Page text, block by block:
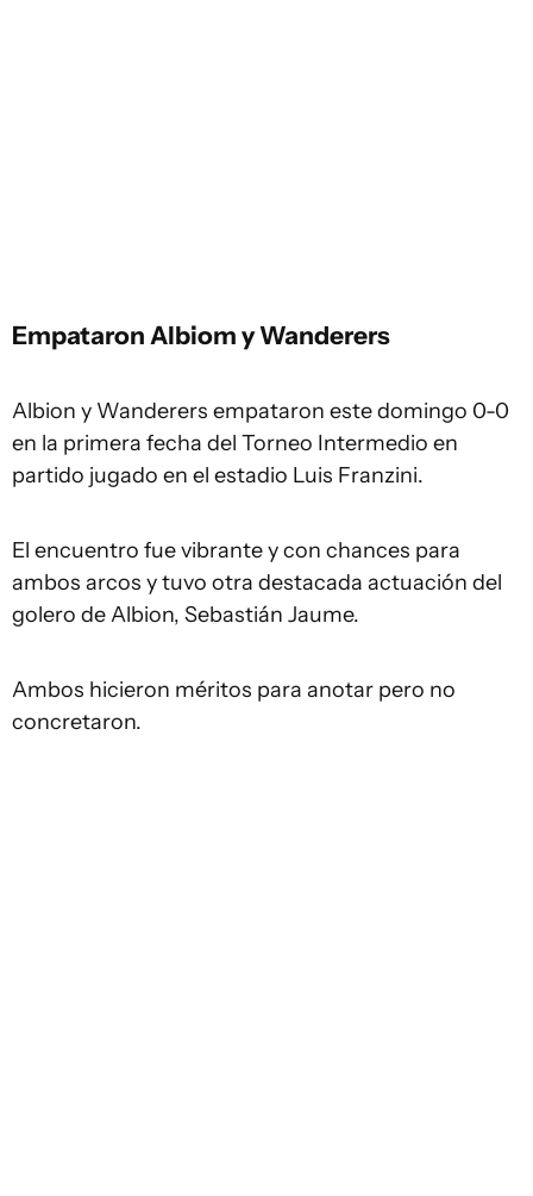
Empataron Albiom y Wanderers
Albion y Wanderers empataron este domingo 0-0
en la primera fecha del Torneo Intermedio en
partido jugado en el estadio Luis Franzini.
El encuentro fue vibrante y con chances para
ambos arcos y tuvo otra destacada actuación del
golero de Albion, Sebastián Jaume.
Ambos hicieron méritos para anotar pero no
concretaron.